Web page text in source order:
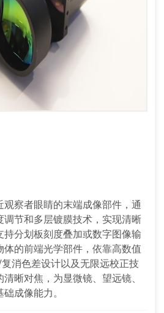
观察者眼睛的末端成像部件，通
节和多层镀膜技术，实现清晰
分划板刻度叠加或数字图像输
体的前端光学部件，依靠高数值
消色差设计以及无限远校正技
晰对焦，为显微镜、望远镜、
成像能力。